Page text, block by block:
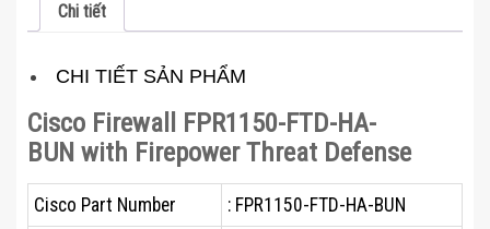
Chi tiết
CHI TIẾT SẢN PHẨM
Cisco Firewall FPR1150-FTD-HA-
BUN with Firepower Threat Defense
Cisco Part Number
: FPR1150-FTD-HA-BUN